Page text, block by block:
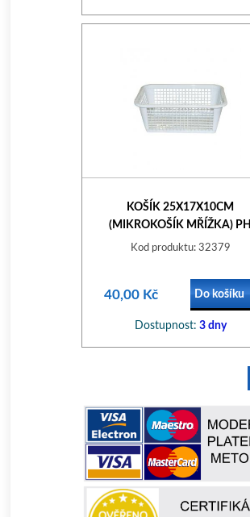
KOŠÍK 25X17X10CM
(MIKROKOŠÍK MŘÍŽKA) PH
Kod produktu: 32379
40,00 Kč Do košíku
Dostupnost: 3 dny